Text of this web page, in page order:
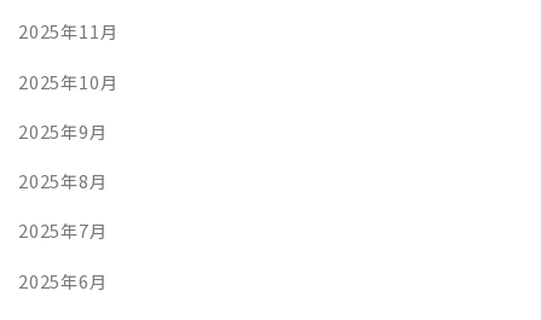
2025年11月
2025年10月
2025年9月
2025年8月
2025年7月
2025年6月